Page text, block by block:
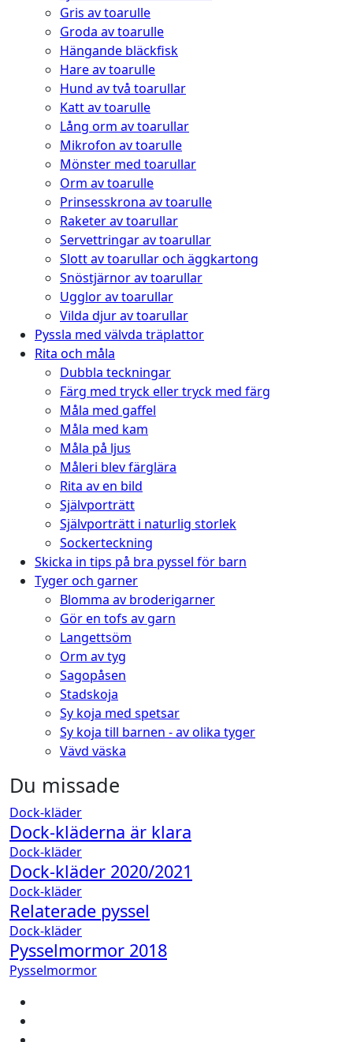
Gris av toarulle
Groda av toarulle
Hängande bläckfisk
Hare av toarulle
Hund av två toarullar
Katt av toarulle
Lång orm av toarullar
Mikrofon av toarulle
Mönster med toarullar
Orm av toarulle
Prinsesskrona av toarulle
Raketer av toarullar
Servettringar av toarullar
Slott av toarullar och äggkartong
Snöstjärnor av toarullar
Ugglor av toarullar
Vilda djur av toarullar
Pyssla med välvda träplattor
Rita och måla
Dubbla teckningar
Färg med tryck eller tryck med färg
Måla med gaffel
Måla med kam
Måla på ljus
Måleri blev färglära
Rita av en bild
Självporträtt
Självporträtt i naturlig storlek
Sockerteckning
Skicka in tips på bra pyssel för barn
Tyger och garner
Blomma av broderigarner
Gör en tofs av garn
Langettsöm
Orm av tyg
Sagopåsen
Stadskoja
Sy koja med spetsar
Sy koja till barnen - av olika tyger
Vävd väska
Du missade
Dock-kläder
Dock-kläderna är klara
Dock-kläder
Dock-kläder 2020/2021
Dock-kläder
Relaterade pyssel
Dock-kläder
Pysselmormor 2018
Pysselmormor